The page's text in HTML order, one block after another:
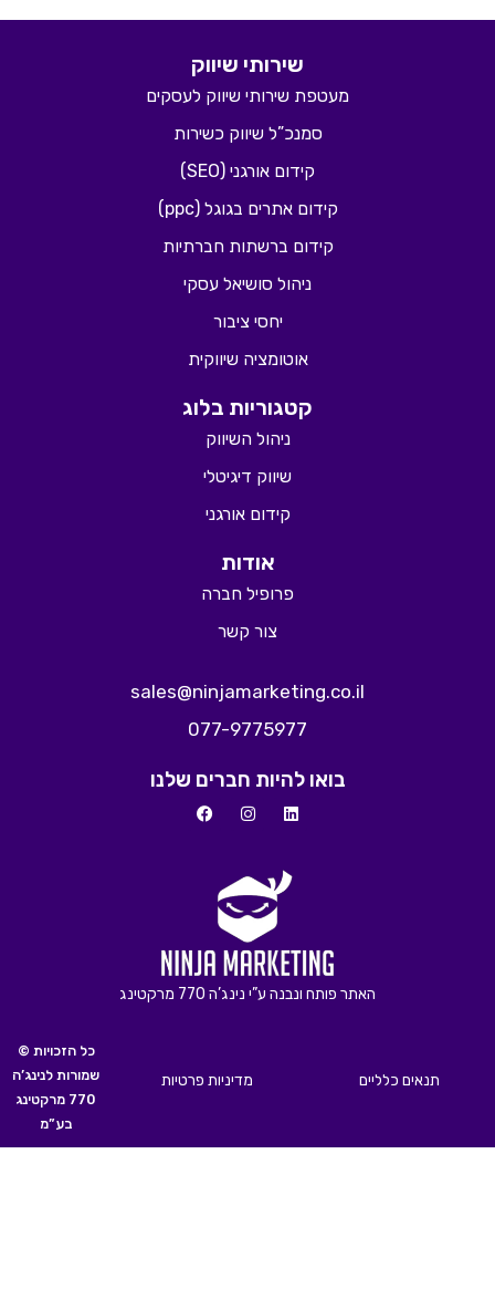
שירותי שיווק
מעטפת שירותי שיווק לעסקים
סמנכ”ל שיווק כשירות
קידום אורגני (SEO)
קידום אתרים בגוגל (ppc)
קידום ברשתות חברתיות
ניהול סושיאל עסקי
יחסי ציבור
אוטומציה שיווקית
קטגוריות בלוג
ניהול השיווק
שיווק דיגיטלי
קידום אורגני
אודות
פרופיל חברה
צור קשר
sales@ninjamarketing.co.il
077-9775977
בואו להיות חברים שלנו
האתר פותח ונבנה ע”י נינג’ה 770 מרקטינג
תנאים כלליים מדיניות פרטיות
© כל הזכויות
שמורות לנינג’ה
770 מרקטינג
בע”מ